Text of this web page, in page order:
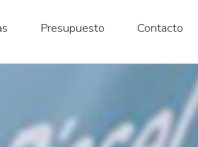
Presupuesto Contacto